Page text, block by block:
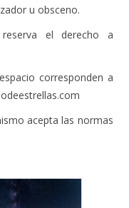
u obsceno.
reserva el derecho a
corresponden a
acepta las normas